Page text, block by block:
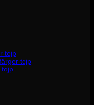
tejp
tejp
tejp